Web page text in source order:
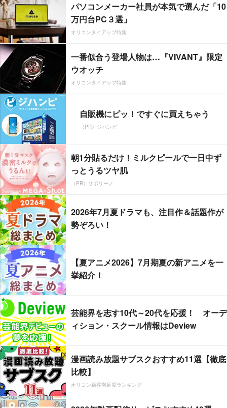
パソコンメーカー社員が本気で選んだ「10
万円台PC３選」
オリコンタイアップ特集
一番似合う登場人物は…『VIVANT』限定
ウオッチ
オリコンタイアップ特集
自販機にピッ！ですぐに買えちゃう
（PR）ジハンピ
朝1分貼るだけ！ミルクピールで一日中ず
っとうるツヤ肌
（PR）サボリーノ
2026年7月夏ドラマも、注目作＆話題作が
勢ぞろい！
【夏アニメ2026】7月期夏の新アニメを一
挙紹介！
芸能界を志す10代～20代を応援！ オーデ
ィション・スクール情報はDeview
漫画読み放題サブスクおすすめ11選【徹底
比較】
オリコン顧客満足度ランキング